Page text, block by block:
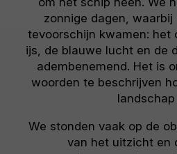
zonnige dagen,
tevoorschijn kwamen: het
ijs, de blauwe lucht en de
adembenemend. Het is
woorden te beschrijven
landschap
We stonden vaak op de
van het uitzicht en